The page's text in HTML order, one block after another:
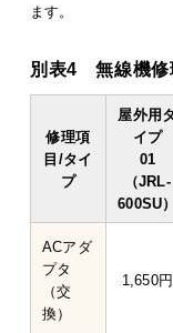
ます。
別表4 無線機修
修理項
目/タイ
プ
屋外用
イプ
01
（JRL-
600SU）
ACアダ
プタ
（交
換）
1,650円